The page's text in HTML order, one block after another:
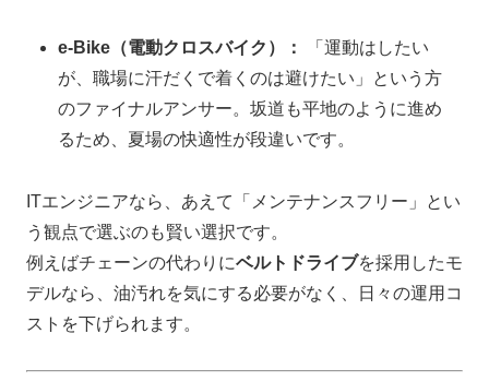
e-Bike（電動クロスバイク）：
「運動はしたい
が、職場に汗だくで着くのは避けたい」という方
のファイナルアンサー。坂道も平地のように進め
るため、夏場の快適性が段違いです。
ITエンジニアなら、あえて「メンテナンスフリー」とい
う観点で選ぶのも賢い選択です。
例えばチェーンの代わりにベルトドライブを採用したモ
デルなら、油汚れを気にする必要がなく、日々の運用コ
ストを下げられます。